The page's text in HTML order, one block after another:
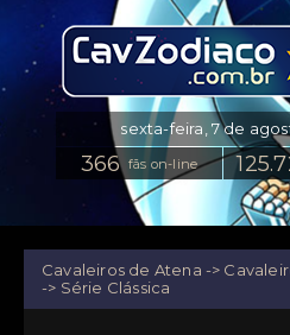
fãs on-line
Cavaleiros de Atena ->
-> Série Clássica